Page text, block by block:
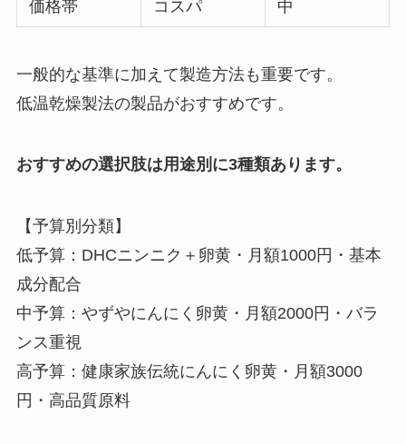
価格帯 コスパ 中
一般的な基準に加えて製造方法も重要です。
低温乾燥製法の製品がおすすめです。
おすすめの選択肢は用途別に3種類あります。
【予算別分類】
低予算：DHCニンニク＋卵黄・月額1000円・基本
成分配合
中予算：やずやにんにく卵黄・月額2000円・バラ
ンス重視
高予算：健康家族伝統にんにく卵黄・月額3000
円・高品質原料